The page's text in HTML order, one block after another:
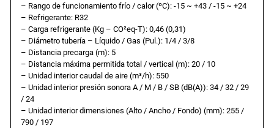
– Rango de funcionamiento frío / calor (ºC): -15 ~ +43 / -15 ~ +24
– Refrigerante: R32
– Carga refrigerante (Kg – CO²eq-T): 0,46 (0,31)
– Diámetro tubería – Líquido / Gas (Pul.): 1/4 / 3/8
– Distancia precarga (m): 5
– Distancia máxima permitida total / vertical (m): 20 / 10
– Unidad interior caudal de aire (m³/h): 550
– Unidad interior presión sonora A / M / B / SB (dB(A)): 34 / 32 / 29
/ 24
– Unidad interior dimensiones (Alto / Ancho / Fondo) (mm): 255 /
790 / 197